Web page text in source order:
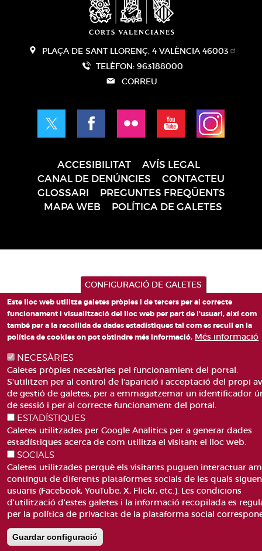
PLAÇA DE SANT LLORENÇ, 4 VALÈNCIA 46003
TELÈFON: 963188000
CORREU
página
ACCESIBILITAT
AVÍS LEGAL
CANAL DE DENÚNCIES
CONTACTEU
GLOSSARI
PREGUNTES FREQÜENTS
MAPA WEB
POLÍTICA DE GALETES
CONFIGURACIÓ DE GALETES
Este lloc web utilitza galetes pròpies i de tercers per al correcte
funcionament i visualització del lloc web per part de l'usuari, així com
també per a la recollida de dades estadístiques tal com es recull en la
política de cookies on pot obtindre més informació. Més informació
NECESÀRIES
Galetes pròpies necesàries pel funcionamient del portal.
S'utilitzen per al control de l'aparició i acceptació del propi
de gestió de galetes, per a emmagatzemar un identificador
de sessió i per al correcte funcionament del portal.
ESTADÍSTIQUES
Galetes utilitzades per Google Analitics per a generar dades
estadístiques acerca de com utilitza el visitant el lloc web.
SOCIALS
Galetes utilitzades perquè els visitants puguen interactuar
contingut de diferents plataformes socials de les quals siguen
usuaris (Facebook, YouTube, X, Flickr, etc.). Les condicions
d'utilització d'estes galetes i la informació recopilada es
per la política de privacitat de la plataforma social
Guardar configuració